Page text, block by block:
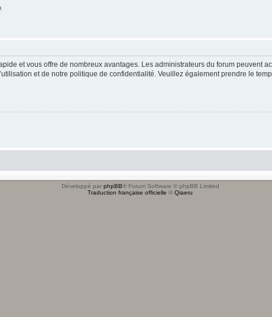
et vous offre de nombreux avantages. Les administrateurs du forum peuvent
et de notre politique de confidentialité. Veuillez également prendre le
Développé par phpBB® Forum Software © phpBB Limited
Traduction française officielle © Qiaeru